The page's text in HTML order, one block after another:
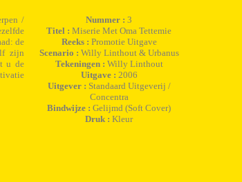
/
de
zijn
u de
Nummer : 3
Titel : Miserie Met Oma Tettemie
Reeks : Promotie Uitgave
Scenario : Willy Linthout & Urbanus
Tekeningen : Willy Linthout
Uitgave : 2006
Uitgever : Standaard Uitgeverij /
Concentra
Bindwijze : Gelijmd (Soft Cover)
Druk : Kleur